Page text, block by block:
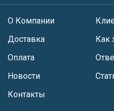
О Компании
Доставка
Оплата
Новости
Как
Контакты